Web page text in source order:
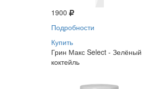
1900
Подробности
Купить
Грин Макс Select - Зелёный
коктейль